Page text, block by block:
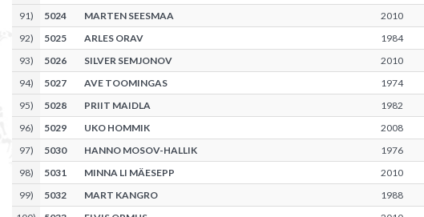
91) 5024 MARTEN SEESMAA 2010
92) 5025 ARLES ORAV 1984
93) 5026 SILVER SEMJONOV 2010
94) 5027 AVE TOOMINGAS 1974
95) 5028 PRIIT MAIDLA 1982
96) 5029 UKO HOMMIK 2008
97) 5030 HANNO MOSOV-HALLIK 1976
98) 5031 MINNA LI MÄESEPP 2010
99) 5032 MART KANGRO 1988